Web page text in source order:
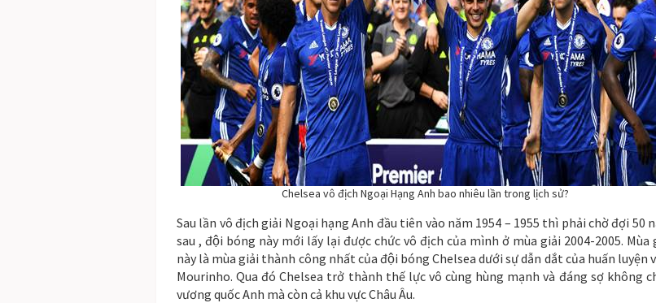
Chelsea vô địch Ngoại Hạng Anh bao nhiêu lần trong lịch sử?
Sau lần vô địch giải Ngoại hạng Anh đầu tiên vào năm 1954 – 1955 thì phải chờ đợi 50
sau , đội bóng này mới lấy lại được chức vô địch của mình ở mùa giải 2004-2005. Mùa
này là mùa giải thành công nhất của đội bóng Chelsea dưới sự dẫn dắt của huấn luyện
Mourinho. Qua đó Chelsea trở thành thế lực vô cùng hùng mạnh và đáng sợ không
vương quốc Anh mà còn cả khu vực Châu Âu.